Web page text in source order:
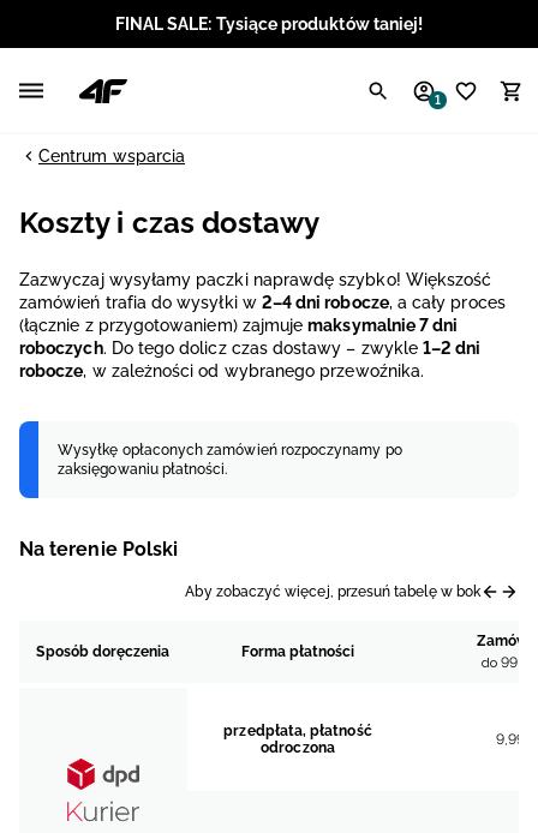
FINAL SALE: Tysiące produktów taniej!
1
Centrum wsparcia
Koszty i czas dostawy
Zazwyczaj wysyłamy paczki naprawdę szybko! Większość
zamówień trafia do wysyłki w 2–4 dni robocze, a cały proces
(łącznie z przygotowaniem) zajmujemaksymalnie 7 dni
roboczych. Do tego dolicz czas dostawy – zwykle1–2 dni
robocze, w zależności od wybranego przewoźnika.
Wysyłkę opłaconych zamówień rozpoczynamy po
zaksięgowaniu płatności.
Na terenie Polski
Aby zobaczyć więcej, przesuń tabelę w bok
Sposób doręczenia Forma płatności
do
przedpłata, płatność
odroczona
9,99
Angielski / GBP
Chorwacki / EUR
Czeski / CZK
Ukraiński / UAH